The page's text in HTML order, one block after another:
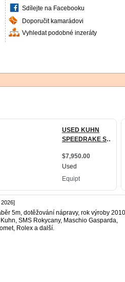
Sdílejte na Facebooku
Doporučit kamarádovi
Vyhledat podobné inzeráty
5m, dotěžování nápravy, rok výroby 2010
SMS Rokycany, Maschio Gasparda,
Rolex a další.